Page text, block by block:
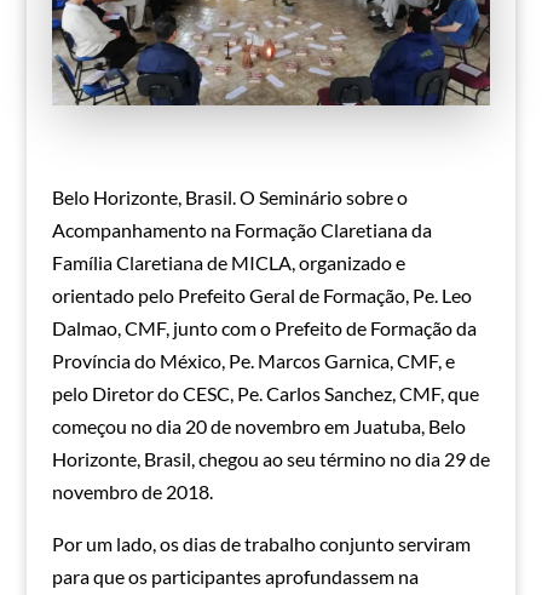
Belo Horizonte, Brasil. O Seminário sobre o
Acompanhamento na Formação Claretiana da
Família Claretiana de MICLA, organizado e
orientado pelo Prefeito Geral de Formação, Pe. Leo
Dalmao, CMF, junto com o Prefeito de Formação da
Província do México, Pe. Marcos Garnica, CMF, e
pelo Diretor do CESC, Pe. Carlos Sanchez, CMF, que
começou no dia 20 de novembro em Juatuba, Belo
Horizonte, Brasil, chegou ao seu término no dia 29 de
novembro de 2018.
Por um lado, os dias de trabalho conjunto serviram
para que os participantes aprofundassem na